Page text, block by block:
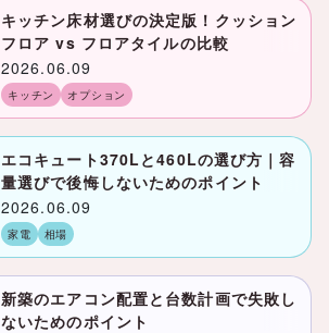
キッチン床材選びの決定版！クッション
フロア vs フロアタイルの比較
2026.06.09
キッチン オプション
エコキュート370Lと460Lの選び方｜容
量選びで後悔しないためのポイント
2026.06.09
家電 相場
新築のエアコン配置と台数計画で失敗し
ないためのポイント